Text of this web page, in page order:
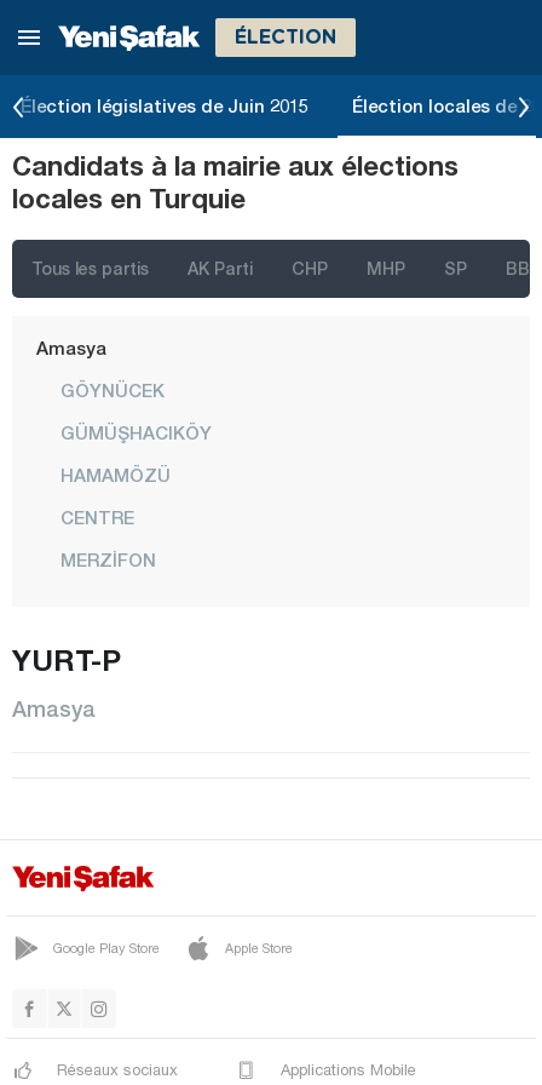
ÉLECTION
Élection législatives de Juin 2015 Élection locales de
Candidats à la mairie aux élections
locales en Turquie
Tous les partis AK Parti CHP MHP SP BBP
Ankara
Adıyaman
Afyonkarahisar
Aksaray
Amasya
GÖYNÜCEK
GÜMÜŞHACIKÖY
HAMAMÖZÜ
CENTRE
MERZİFON
Antalya
Balıkesir
Bartın
Bilecik
YURT-P
Amasya
Google Play Store Apple Store
Réseaux sociaux Applications Mobile